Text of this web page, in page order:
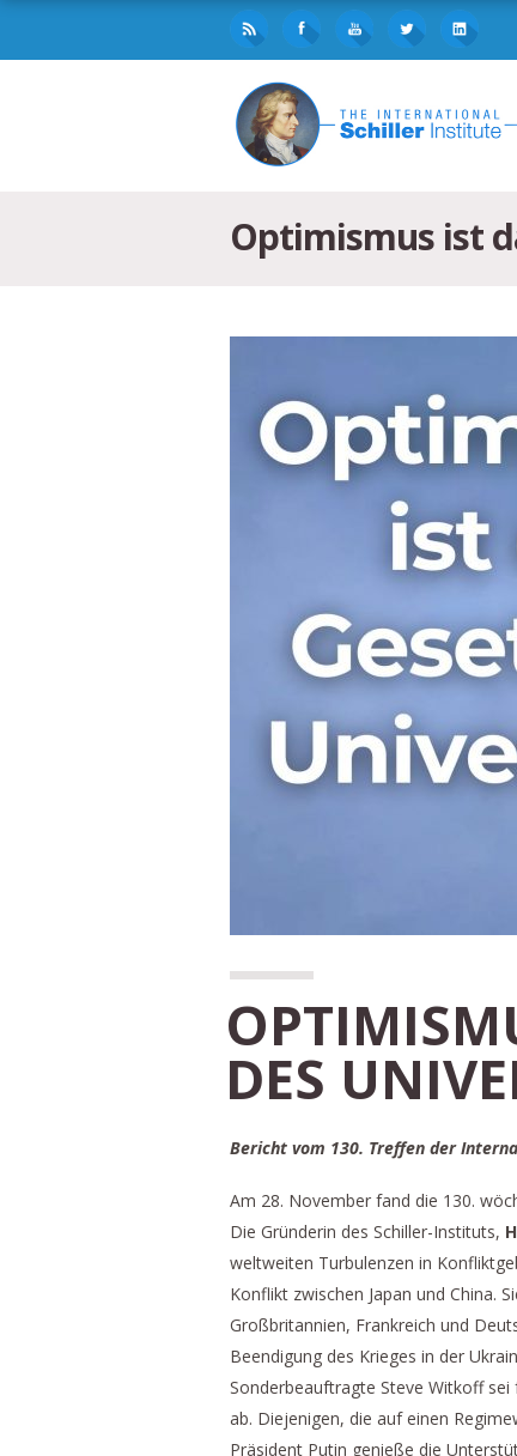
Optimismus ist
DES
Bericht vom 130. Treffen der
Am 28. November fand die 130.
Die Gründerin des Schiller-Instituts,
weltweiten Turbulenzen in
Konflikt zwischen Japan und China.
Großbritannien, Frankreich und
Beendigung des Krieges in der
Sonderbeauftragte Steve Witkoff
ab. Diejenigen, die auf einen
Präsident Putin genieße die